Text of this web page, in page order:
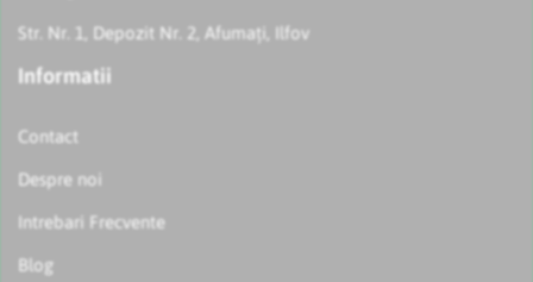
Str. Nr. 1, Depozit Nr. 2, Afumați, Ilfov
Informatii
Contact
Despre noi
Intrebari Frecvente
Blog